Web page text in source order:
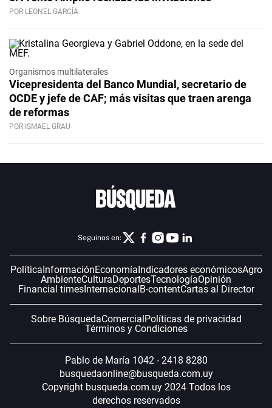
POR LEONEL GARCÍA
Organismos multilaterales
Vicepresidenta del Banco Mundial, secretario de
OCDE y jefe de CAF; más visitas que traen arenga
de reformas
POR ISMAEL GRAU
Seguinos en:
PolíticaInformaciónEconomíaIndicadores económicosAgro
AmbienteCulturaDeportesTecnologíaOpinión
Financial timesInternacionalB-contentCartas al Director
Sobre BúsquedaComercialPolíticas de privacidad
Términos y Condiciones
Pablo de María 1042 - 2418 8280
busquedaonline@busqueda.com.uy
Copyright busqueda.com.uy 2024 Todos los
derechos reservados